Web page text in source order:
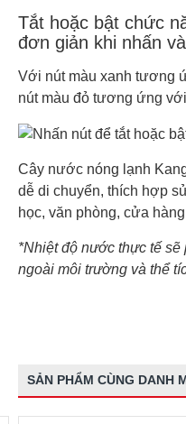
Tắt hoặc bật chức
đơn giản khi nhấn
Với nút màu xanh tương
nút màu đỏ tương ứng
Cây nước nóng lạnh
dễ di chuyển, thích hợp
học, văn phòng, cửa
*Nhiệt độ nước thực tế
ngoài môi trường và thể
SẢN PHẨM CÙNG DANH